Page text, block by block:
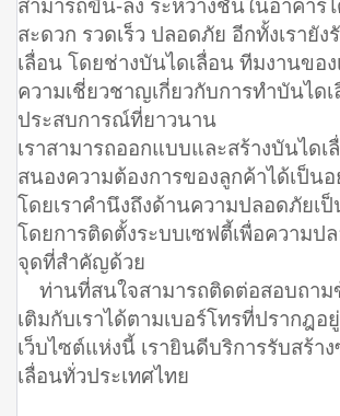
สะดวก รวดเร็ว ปลอดภัย อีกทั้งเรายั
เลื่อน โดยช่างบันไดเลื่อน ทีมงานของ
ความเชี่ยวชาญเกี่ยวกับการทำบันได
ประสบการณ์ที่ยาวนาน
เราสามารถออกแบบและสร้างบันไดเ
สนองความต้องการของลูกค้าได้เป็นอ
โดยเราคำนึงถึงด้านความปลอดภัยเ
โดยการติดตั้งระบบเซฟตี้เพื่อความป
จุดที่สำคัญด้วย
ท่านที่สนใจสามารถติดต่อสอบถาม
เติมกับเราได้ตามเบอร์โทรที่ปรากฎ
เว็บไซต์แห่งนี้ เรายินดีบริการรับสร้า
เลื่อนทั่วประเทศไทย